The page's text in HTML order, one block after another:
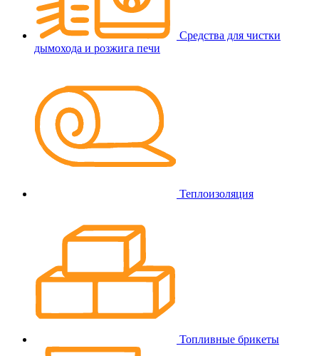
Средства для чистки
дымохода и розжига печи
Теплоизоляция
Топливные брикеты